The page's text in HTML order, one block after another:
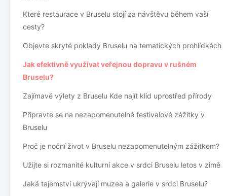
Které restaurace v Bruselu stojí za návštěvu během vaší
cesty?
Objevte skryté poklady Bruselu na tematických prohlídkách
Jak efektivně využívat veřejnou dopravu v rušném
Bruselu?
Zajímavé výlety z Bruselu Kde najít klid uprostřed přírody
Připravte se na nezapomenutelné festivalové zážitky v
Bruselu
Proč je noční život v Bruselu nezapomenutelným zážitkem?
Užijte si rozmanité kulturní akce v srdci Bruselu letos v zimě
Jaká tajemství ukrývají muzea a galerie v srdci Bruselu?